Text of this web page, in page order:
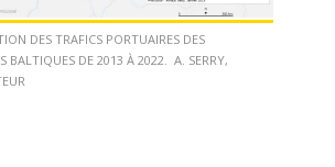
DES TRAFICS PORTUAIRES DES
BALTIQUES DE 2013 À 2022. A. SERRY,